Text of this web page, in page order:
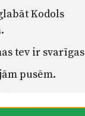
Kodols
tev ir
pusēm.